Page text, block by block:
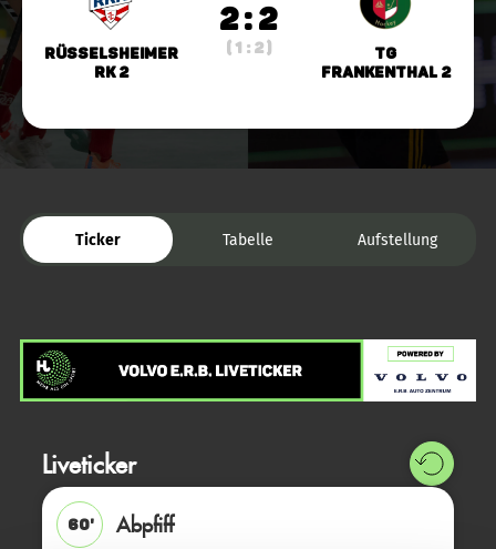
Rüsselsheimer
RK 2
2 : 2
( 1 : 2 )
TG
Frankenthal 2
Ticker Tabelle Aufstellung
Liveticker
60'
Abpfiff